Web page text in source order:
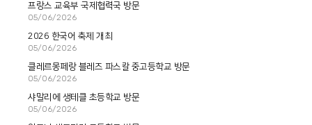
프랑스 교육부 국제협력국 방문
05/06/2026
2026 한국어 축제 개최
05/06/2026
클레르몽페랑 블레즈 파스칼 중고등학교 방문
05/06/2026
샤말리에 생테클 초등학교 방문
05/06/2026